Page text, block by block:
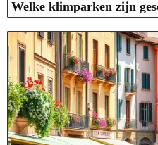
Welke klimparken zijn